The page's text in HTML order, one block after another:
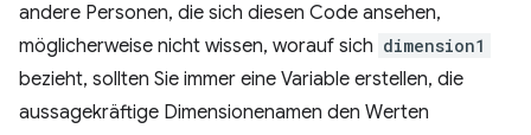
andere Personen, die sich diesen Code ansehen,
möglicherweise nicht wissen, worauf sich dimension1
bezieht, sollten Sie immer eine Variable erstellen, die
aussagekräftige Dimensionenamen den Werten